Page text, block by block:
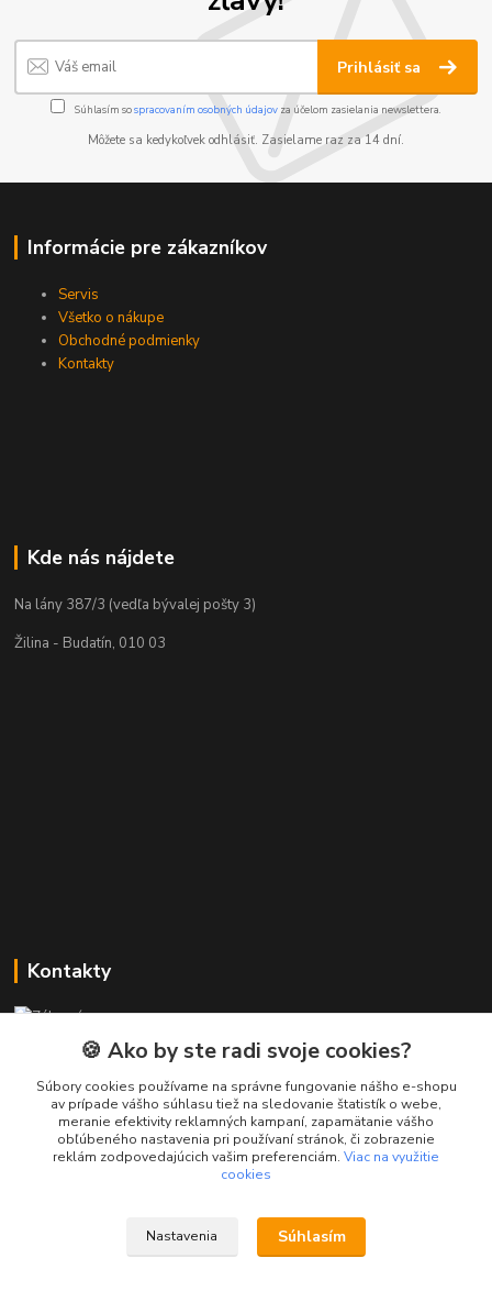
Prihlásiť sa
Súhlasím sospracovaním osobných údajov za účelom zasielania newslettera.
Môžete sa kedykoľvek odhlásiť. Zasielame raz za 14 dní.
Informácie pre zákazníkov
Servis
Všetko o nákupe
Obchodné podmienky
Kontakty
Kde nás nájdete
Na lány 387/3 (vedľa bývalej pošty 3)
Žilina - Budatín, 010 03
Kontakty
+421 911 010 560
Po-Pia, 13-17 hod.
info@presmartfon.sk
🍪 Ako by ste radi svoje cookies?
Súbory cookies používame na správne fungovanie nášho e-shopu
av prípade vášho súhlasu tiež na sledovanie štatistík o webe,
meranie efektivity reklamných kampaní, zapamätanie vášho
obľúbeného nastavenia pri používaní stránok, či zobrazenie
reklám zodpovedajúcich vašim preferenciám. Viac na využitie
cookies
Nastavenia Súhlasím